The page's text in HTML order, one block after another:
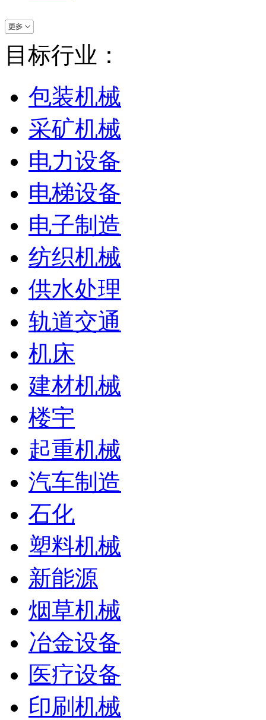
目标行业：
包装机械
采矿机械
电力设备
电梯设备
电子制造
纺织机械
供水处理
轨道交通
机床
建材机械
楼宇
起重机械
汽车制造
石化
塑料机械
新能源
烟草机械
冶金设备
医疗设备
印刷机械